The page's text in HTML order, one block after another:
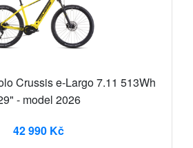
Crussis e-Largo 7.11 513Wh
- model 2026
42 990 Kč